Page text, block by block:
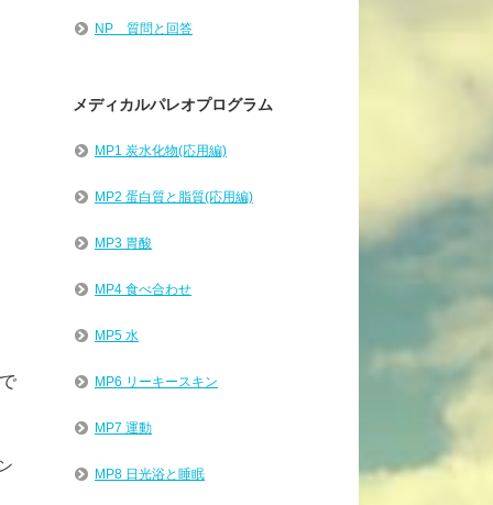
で
NP 質問と回答
メディカルパレオプログラム
MP1 炭水化物(応用編)
MP2 蛋白質と脂質(応用編)
MP3 胃酸
MP4 食べ合わせ
MP5 水
MP6 リーキースキン
MP7 運動
MP8 日光浴と睡眠